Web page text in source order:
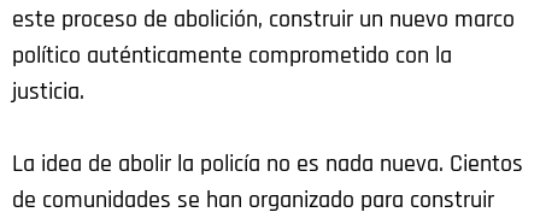
este proceso de abolición, construir un nuevo marco
político auténticamente comprometido con la
justicia.
La idea de abolir la policía no es nada nueva. Cientos
de comunidades se han organizado para construir